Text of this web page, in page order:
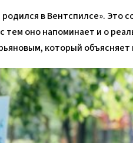
в Вентспилсе». Это
оно напоминает и о
который